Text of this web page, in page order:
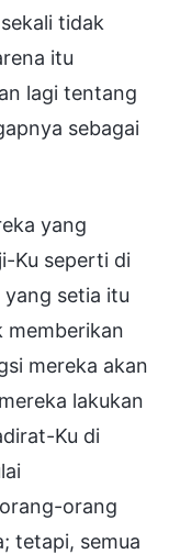
tidak
itu
lagi tentang
sebagai
yang
Ku seperti di
yang setia itu
memberikan
mereka akan
lakukan
Ku di
orang
tetapi, semua